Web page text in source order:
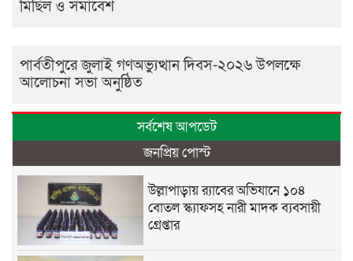
মিছিল ও সমাবেশ
পার্বতীপুরে জুলাই গণঅভ্যুত্থান দিবস-২০২৬ উপলক্ষে
আলোচনা সভা অনুষ্ঠিত
সর্বশেষ আপডেট
জনপ্রিয় পোস্ট
উল্লাপাড়ায় র‌্যাবের অভিযানে ১০৪
বোতল স্ক্যাফসহ নারী মাদক ব্যবসায়ী
গ্রেপ্তার